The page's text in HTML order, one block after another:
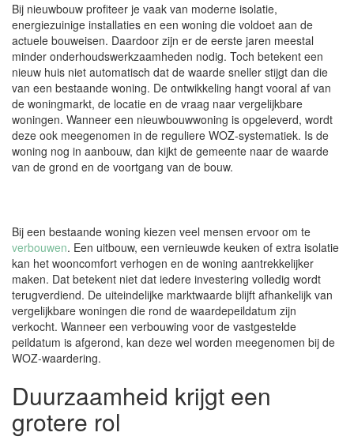
Bij nieuwbouw profiteer je vaak van moderne isolatie,
energiezuinige installaties en een woning die voldoet aan de
actuele bouweisen. Daardoor zijn er de eerste jaren meestal
minder onderhoudswerkzaamheden nodig. Toch betekent een
nieuw huis niet automatisch dat de waarde sneller stijgt dan die
van een bestaande woning. De ontwikkeling hangt vooral af van
de woningmarkt, de locatie en de vraag naar vergelijkbare
woningen. Wanneer een nieuwbouwwoning is opgeleverd, wordt
deze ook meegenomen in de reguliere WOZ-systematiek. Is de
woning nog in aanbouw, dan kijkt de gemeente naar de waarde
van de grond en de voortgang van de bouw.
Bij een bestaande woning kiezen veel mensen ervoor om te
verbouwen. Een uitbouw, een vernieuwde keuken of extra isolatie
kan het wooncomfort verhogen en de woning aantrekkelijker
maken. Dat betekent niet dat iedere investering volledig wordt
terugverdiend. De uiteindelijke marktwaarde blijft afhankelijk van
vergelijkbare woningen die rond de waardepeildatum zijn
verkocht. Wanneer een verbouwing voor de vastgestelde
peildatum is afgerond, kan deze wel worden meegenomen bij de
WOZ-waardering.
Duurzaamheid krijgt een
grotere rol